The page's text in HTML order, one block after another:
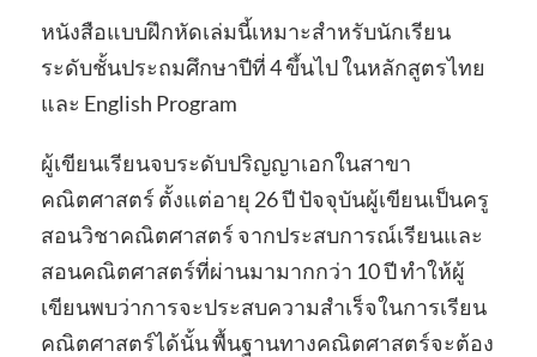
หนังสือแบบฝึกหัดเล่มนี้เหมาะสำหรับนักเรียน
ระดับชั้นประถมศึกษาปีที่ 4 ขึ้นไป ในหลักสูตรไทย
และ English Program
ผู้เขียนเรียนจบระดับปริญญาเอกในสาขา
คณิตศาสตร์ ตั้งแต่อายุ 26 ปี ปัจจุบันผู้เขียนเป็นครู
สอนวิชาคณิตศาสตร์ จากประสบการณ์เรียนและ
สอนคณิตศาสตร์ที่ผ่านมามากกว่า 10 ปี ทำให้ผู้
เขียนพบว่าการจะประสบความสำเร็จในการเรียน
คณิตศาสตร์ได้นั้น พื้นฐานทางคณิตศาสตร์จะต้อง